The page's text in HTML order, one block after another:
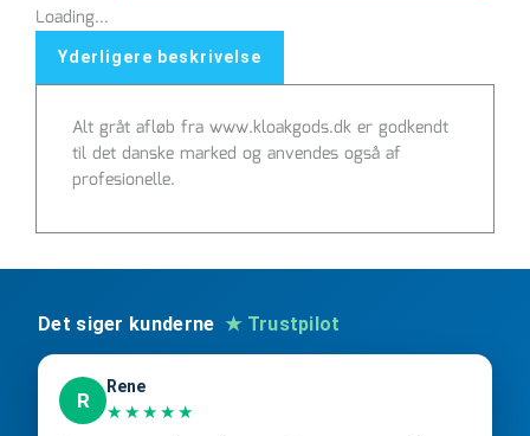
Loading...
Yderligere beskrivelse
Alt gråt afløb fra www.kloakgods.dk er godkendt
til det danske marked og anvendes også af
profesionelle.
Det siger kunderne ★ Trustpilot
R
Rene
★★★★★